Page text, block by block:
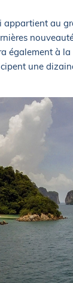
appartient au
également à la
une